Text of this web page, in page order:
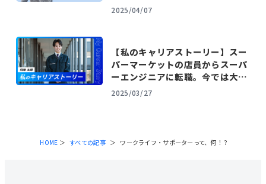
2025/04/07
【私のキャリアストーリー】スー
パーマーケットの店員からスーパ
ーエンジニアに転職。今では大手
自動車メーカー出向に抜擢される
ほどに成長。
2025/03/27
HOME すべての記事 ワークライフ・サポーターって、何！？